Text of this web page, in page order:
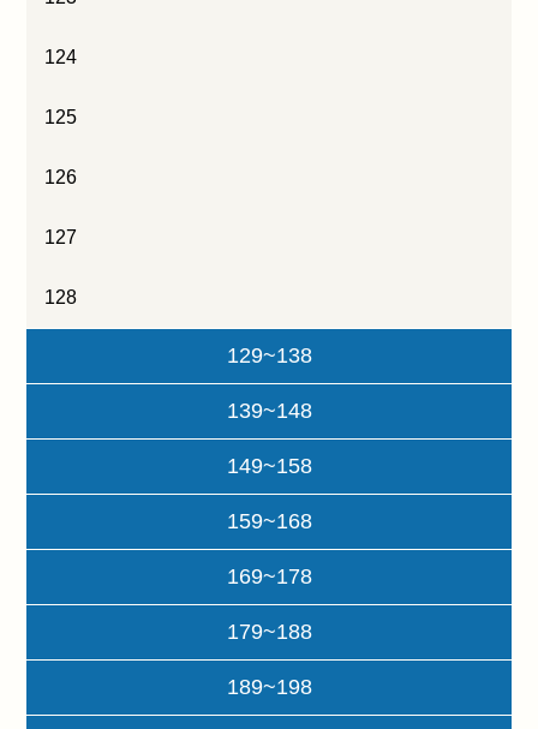
124
125
126
127
128
129~138
139~148
149~158
159~168
169~178
179~188
189~198